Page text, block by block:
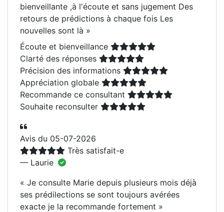
bienveillante ,à l'écoute et sans jugement Des
retours de prédictions à chaque fois Les
nouvelles sont là »
Écoute et bienveillance
Clarté des réponses
Précision des informations
Appréciation globale
Recommande ce consultant
Souhaite reconsulter
Avis du 05-07-2026
Très satisfait-e
— Laurie
« Je consulte Marie depuis plusieurs mois déjà
ses prédilections se sont toujours avérées
exacte je la recommande fortement »